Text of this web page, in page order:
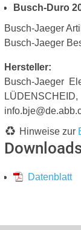
Busch-Duro
Busch-Jaeger
Busch-Jaeger
Hersteller:
Busch-Jaeger
Hinweise zur
Datenblatt